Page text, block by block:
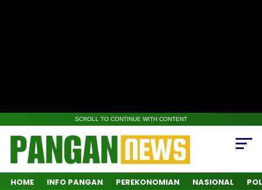
SCROLL TO CONTINUE WITH CONTENT
HOME INFO PANGAN PEREKONOMIAN NASIONAL